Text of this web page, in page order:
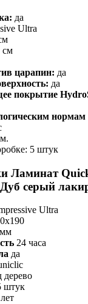
да
Ultra
см
царапин: да
да
покрытие
5 штук
Ламинат
серый
Ultra
24 часа
да
дерево
штук